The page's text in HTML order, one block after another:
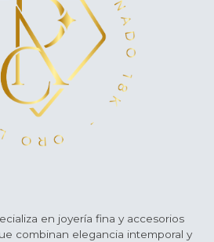
en joyería fina y accesorios
combinan elegancia intemporal y